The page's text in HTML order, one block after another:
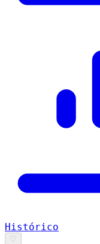
Histórico
♡